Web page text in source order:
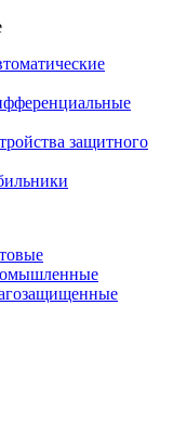
защитного